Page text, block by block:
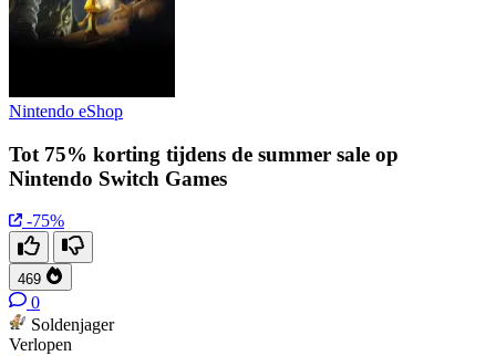
Nintendo eShop
Tot 75% korting tijdens de summer sale op
Nintendo Switch Games
-75%
469
0
Soldenjager
Verlopen